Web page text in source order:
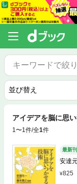
アイデアを脳に思
1〜1件/全1件
最新刊
安達
825